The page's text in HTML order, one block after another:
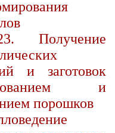
Получение
и заготовок
и
порошков